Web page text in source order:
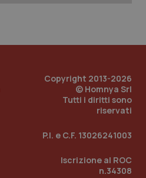
Copyright 2013-2026
© Homnya Srl
Tutti i diritti sono
riservati
P.I. e C.F. 13026241003
Iscrizione al ROC
n.34308